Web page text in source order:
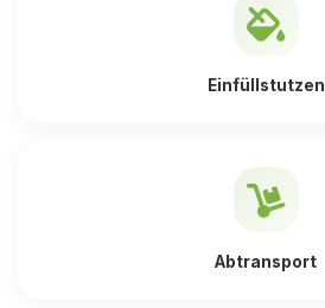
Einfüllstutzen
Abtransport